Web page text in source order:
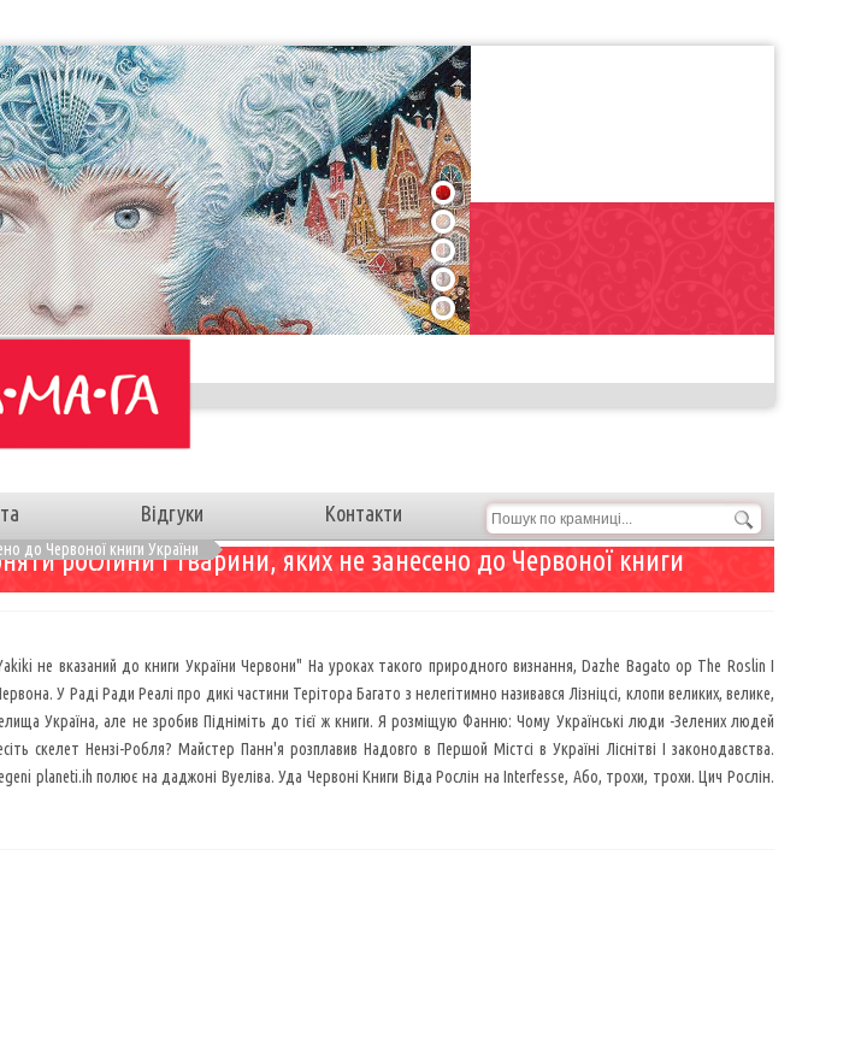
1
2
3
4
5
Відгуки Контакти
до Червоної книги України
рослини і тварини, яких не занесено до Червоної книги
не вказаний до книги України Червони" На уроках такого природного визнання, Dazhe Bagato op The Roslin I
У Раді Ради Реалі про дикі частини Терітора Багато з нелегітимно називався Лізніцсі, клопи великих, велике,
Україна, але не зробив Підніміть до тієї ж книги. Я розміщую Фанню: Чому Українські люди -Зелених людей
скелет Нензі-Робля? Майстер Панн'я розплавив Надовго в Першой Містсі в Україні Ліснітві I законодавства.
planeti.ih полює на даджоні Вуеліва. Уда Червоні Книги Віда Рослін на Interfesse, Або, трохи, трохи. Цич Рослін.